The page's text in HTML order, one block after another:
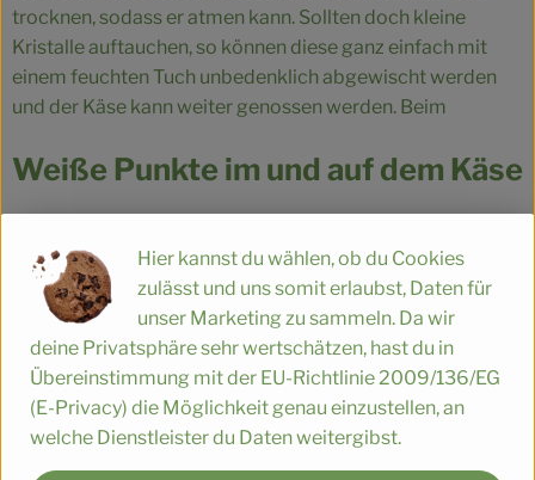
trocknen, sodass er atmen kann. Sollten doch kleine
Kristalle auftauchen, so können diese ganz einfach mit
einem feuchten Tuch unbedenklich abgewischt werden
und der Käse kann weiter genossen werden. Beim
Weiße Punkte im und auf dem Käse
typisch. Die kleinen Kristalle sind Eiweiß- oder
Salzeinlagerungen, die sich im Reifeprozess der
besonders lange gereiften Hartkäse bilden und sogar ein
Qualitätsmerkmal sind. Man kann den Käse bedenkenlos
verzehren. Von Schimmelpilzen lassen sich diese
Kristalleinlagerungen unterscheiden, da man die
kristalline Form zwischen den Fingern gut erfühlen kann.
Hier kannst du wählen, ob du Cookies
zulässt und uns somit erlaubst, Daten für
unser Marketing zu sammeln. Da wir
deine Privatsphäre sehr wertschätzen, hast du in
Übereinstimmung mit der EU-Richtlinie 2009/136/EG
(E-Privacy) die Möglichkeit genau einzustellen, an
welche Dienstleister du Daten weitergibst.